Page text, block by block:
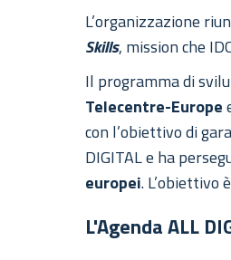
L’organizzazione
Skills, mission che
Il programma di
Telecentre-Europe
con l’obiettivo di
DIGITAL e ha
europei.
L'Agenda ALL